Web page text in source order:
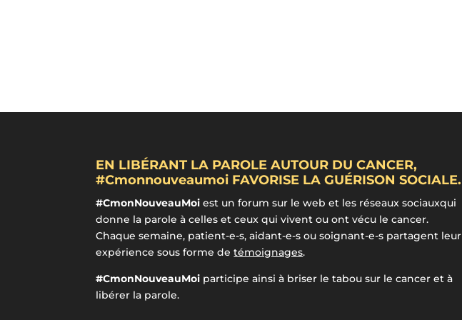
EN LIBÉRANT LA PAROLE AUTOUR DU CANCER,
#Cmonnouveaumoi FAVORISE LA GUÉRISON SOCIALE.
#CmonNouveauMoi est un forum sur le web et les réseaux sociauxqui
donne la parole à celles et ceux qui vivent ou ont vécu le cancer.
Chaque semaine, patient-e-s, aidant-e-s ou soignant-e-s partagent leur
expérience sous forme detémoignages.
#CmonNouveauMoi participe ainsi à briser le tabou sur le cancer et à
libérer la parole.